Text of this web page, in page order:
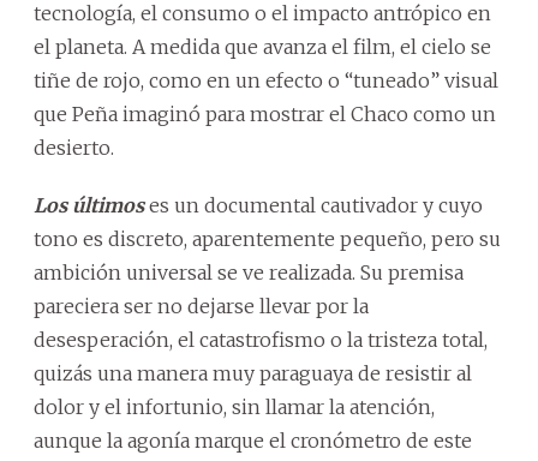
tecnología, el consumo o el impacto antrópico en
el planeta. A medida que avanza el film, el cielo se
tiñe de rojo, como en un efecto o “tuneado” visual
que Peña imaginó para mostrar el Chaco como un
desierto.
Los últimoses un documental cautivador y cuyo
tono es discreto, aparentemente pequeño, pero su
ambición universal se ve realizada. Su premisa
pareciera ser no dejarse llevar por la
desesperación, el catastrofismo o la tristeza total,
quizás una manera muy paraguaya de resistir al
dolor y el infortunio, sin llamar la atención,
aunque la agonía marque el cronómetro de este